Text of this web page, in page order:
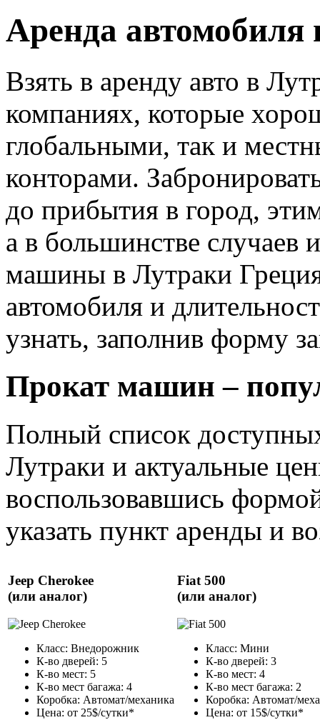
Аренда автомобиля
Взять в аренду авто в
компаниях, которые
глобальными, так и
конторами.
до прибытия в город,
а в большинстве случаев
машины в Лутраки Греция
автомобиля и
узнать, заполнив форму
Прокат машин –
Полный список
Лутраки и актуальные
воспользовавшись
указать пункт аренды и
Jeep Cherokee
(или аналог)
Класс: Внедорожник
К-во дверей: 5
К-во мест: 5
К-во мест багажа: 4
Коробка: Автомат/механика
Цена: от 25$/сутки*
Fiat 500
(или аналог)
Класс: Мини
К-во дверей: 3
К-во мест: 4
К-во мест багажа: 2
Коробка: Автомат/
Цена: от 15$/сутки*